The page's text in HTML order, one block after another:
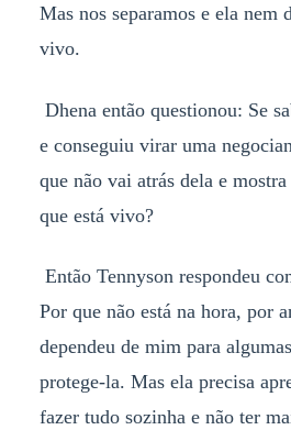
Mas nos separamos e ela nem
vivo.
Dhena então questionou: Se
e conseguiu virar uma
que não vai atrás dela e
que está vivo?
Então Tennyson respondeu
Por que não está na hora, por
dependeu de mim para
protege-la. Mas ela precisa
fazer tudo sozinha e não ter